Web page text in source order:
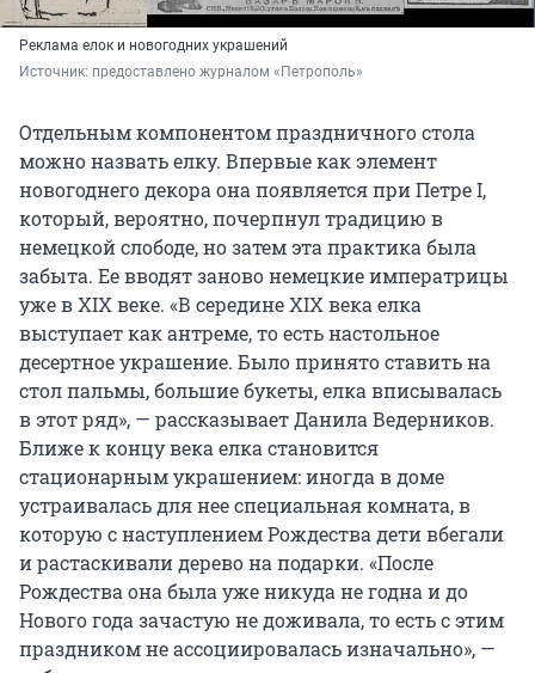
Реклама елок и новогодних украшений
Источник: предоставлено журналом «Петрополь»
Отдельным компонентом праздничного стола
можно назвать елку. Впервые как элемент
новогоднего декора она появляется при Петре I,
который, вероятно, почерпнул традицию в
немецкой слободе, но затем эта практика была
забыта. Ее вводят заново немецкие императрицы
уже в XIX веке. «В середине XIX века елка
выступает как антреме, то есть настольное
десертное украшение. Было принято ставить на
стол пальмы, большие букеты, елка вписывалась
в этот ряд», — рассказывает Данила Ведерников.
Ближе к концу века елка становится
стационарным украшением: иногда в доме
устраивалась для нее специальная комната, в
которую с наступлением Рождества дети вбегали
и растаскивали дерево на подарки. «После
Рождества она была уже никуда не годна и до
Нового года зачастую не доживала, то есть с этим
праздником не ассоциировалась изначально», —